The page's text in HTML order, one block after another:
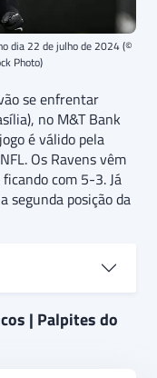
dia 22 de julho de 2024 (©
Photo)
se enfrentar
no M&T Bank
é válido pela
Os Ravens vêm
com 5-3. Já
segunda posição da
se enfrentam na
NFL em
| Palpites do